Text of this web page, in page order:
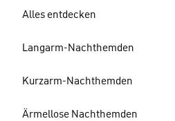
Alles entdecken
Langarm-Nachthemden
Kurzarm-Nachthemden
Ärmellose Nachthemden